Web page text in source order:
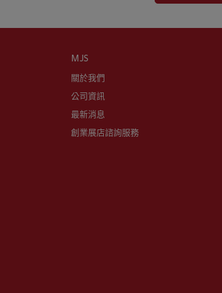
MJS
關於我們
公司資訊
最新消息
創業展店諮詢服務